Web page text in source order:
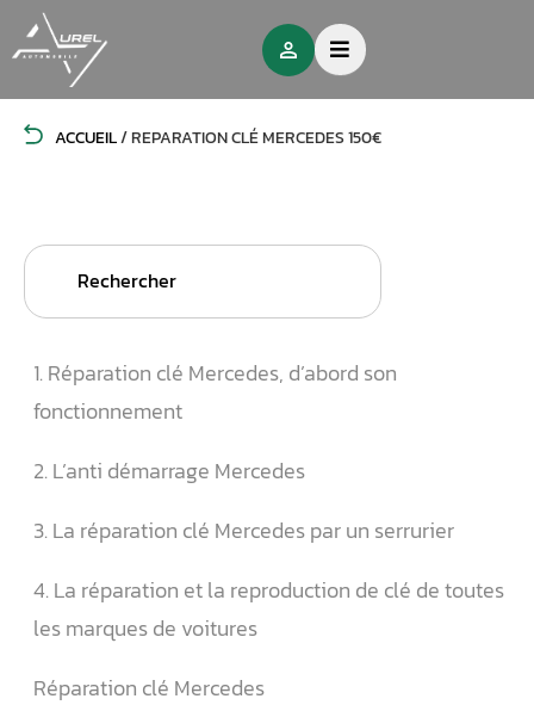
ACCUEIL/REPARATION CLÉ MERCEDES 150€
Search
1. Réparation clé Mercedes, d’abord son
fonctionnement
2. L’anti démarrage Mercedes
3. La réparation clé Mercedes par un serrurier
4. La réparation et la reproduction de clé de toutes
les marques de voitures
Réparation clé Mercedes